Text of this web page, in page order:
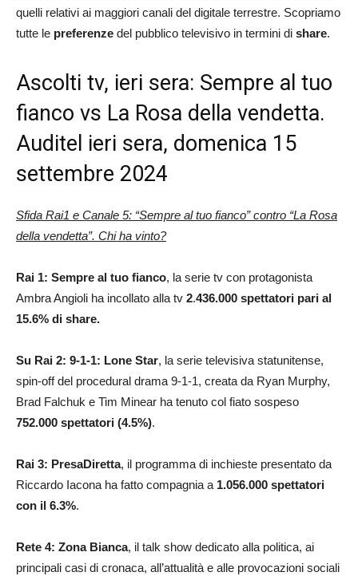
quelli relativi ai maggiori canali del digitale terrestre. Scopriamo
tutte le preferenze del pubblico televisivo in termini di share.
Ascolti tv, ieri sera: Sempre al tuo
fianco vs La Rosa della vendetta.
Auditel ieri sera, domenica 15
settembre 2024
Sfida Rai1 e Canale 5: “Sempre al tuo fianco” contro “La Rosa
della vendetta”. Chi ha vinto?
Rai 1: Sempre al tuo fianco, la serie tv con protagonista
Ambra Angioli ha incollato alla tv 2.436.000 spettatori pari al
15.6% di share.
Su Rai 2: 9-1-1: Lone Star, la serie televisiva statunitense,
spin-off del procedural drama 9-1-1, creata da Ryan Murphy,
Brad Falchuk e Tim Minear ha tenuto col fiato sospeso
752.000 spettatori (4.5%).
Rai 3: PresaDiretta, il programma di inchieste presentato da
Riccardo Iacona ha fatto compagnia a 1.056.000 spettatori
con il 6.3%.
Rete 4: Zona Bianca, il talk show dedicato alla politica, ai
principali casi di cronaca, all’attualità e alle provocazioni sociali